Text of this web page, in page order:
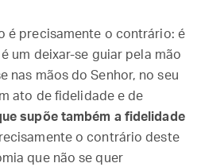
é precisamente o contrário: é
um deixar-se guiar pela mão
nas mãos do Senhor, no seu
ato de fidelidade e de
supõe também a fidelidade
o contrário deste
que não se quer